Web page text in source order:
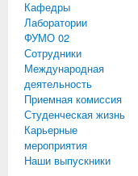
Кафедры
Лаборатории
ФУМО 02
Сотрудники
Международная
деятельность
Приемная комиссия
Студенческая жизнь
Карьерные
мероприятия
Наши выпускники